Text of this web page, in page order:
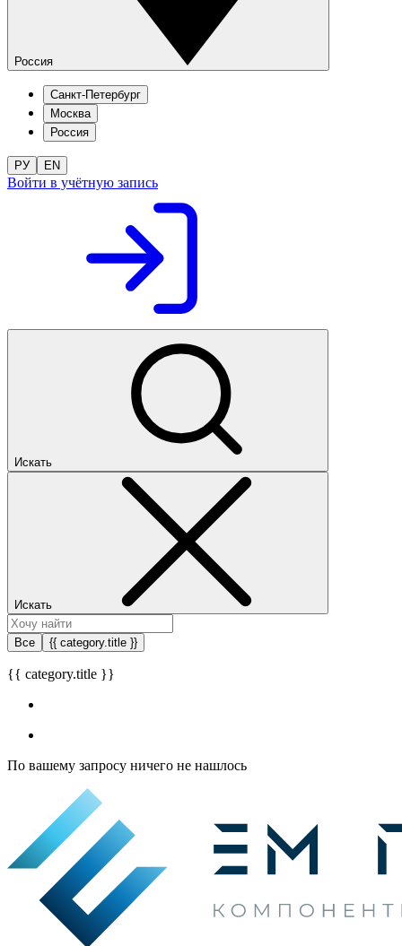
Россия
Санкт-Петербург
Москва
Россия
РУ EN
Войти в учётную запись
Искать
Искать
Все {{ category.title }}
{{ category.title }}
По вашему запросу ничего не нашлось